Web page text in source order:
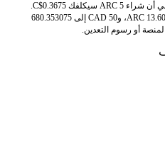
قيمة 1 ARC حاليًا هي C$0.0735، مما يعني أن شراء 5 ARC سيكلفك C$0.3675.
وبالمثل، يمكن تحويل 1 CAD إلى 13.6070615 ARC، و50 CAD إلى 680.353075